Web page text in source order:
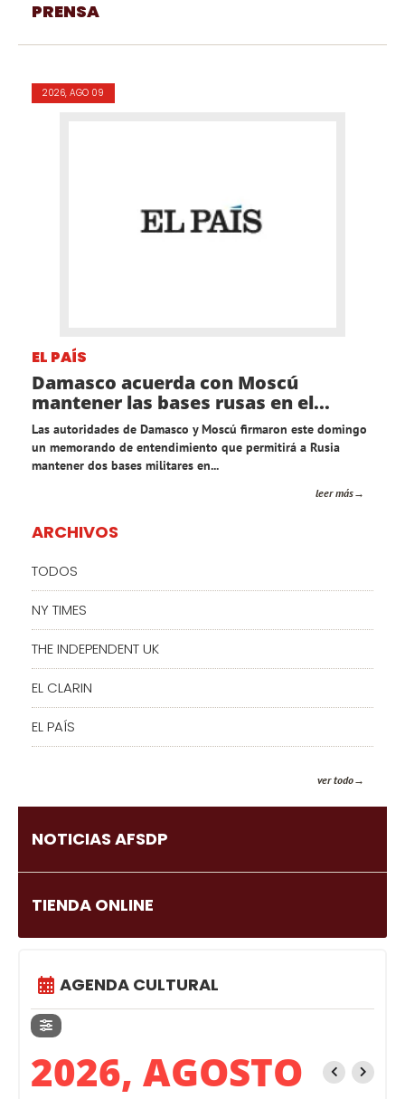
PRENSA
2026, AGO 09
EL PAÍS
Damasco acuerda con Moscú
mantener las bases rusas en el...
Las autoridades de Damasco y Moscú firmaron este domingo
un memorando de entendimiento que permitirá a Rusia
mantener dos bases militares en...
leer más
ARCHIVOS
TODOS
NY TIMES
THE INDEPENDENT UK
EL CLARIN
EL PAÍS
ver todo
NOTICIAS AFSDP
TIENDA ONLINE
AGENDA CULTURAL
2026, AGOSTO